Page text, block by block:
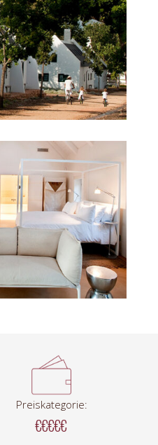
Preiskategorie:
€€€€€